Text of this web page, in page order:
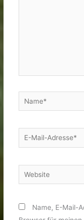
Name*
E-
Mail-
Website
Name, E-Mail-